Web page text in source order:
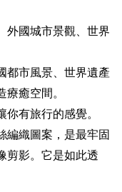
外國城市景觀、世界
都市風景、世界遺產
療癒空間。
有旅行的感覺。
編織圖案 ，是最牢固
影。 它是如此透